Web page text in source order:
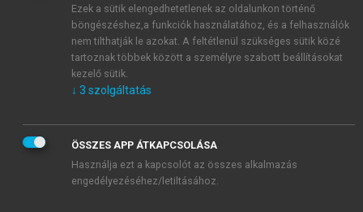
veszem és elfogadom.
Általános vásárlási feltételeket, valamint a szotar.netés a
mersz.huoldalak licencszerződéseiben foglaltakat
tudomásul veszem és elfogadom.
KIPRÓBÁLOM
Ezek a sütik elengedhetetlenek az oldalunkon történő
böngészéshez,a funkciók használatához, és a felhasználók
nem tilthatják le azokat. A feltétlenül szükséges sütik közé
tartoznak többek között a személyre szabott beállításokat
kezelő sütik.
↓ 3 szolgáltatás
ÖSSZES APP ÁTKAPCSOLÁSA
Használja ezt a kapcsolót az összes alkalmazás
engedélyezéséhez/letiltásához.